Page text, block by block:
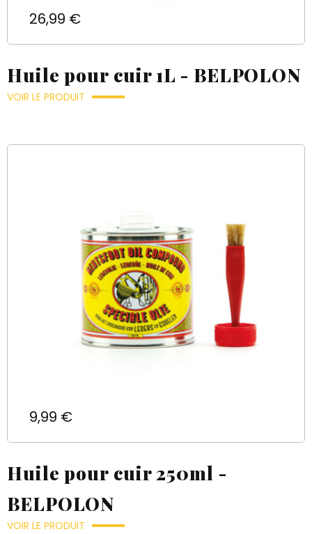
Prix
26,99 €
Huile pour cuir 1L - BELPOLON
VOIR LE PRODUIT
Prix
9,99 €
Huile pour cuir 250ml -
BELPOLON
VOIR LE PRODUIT